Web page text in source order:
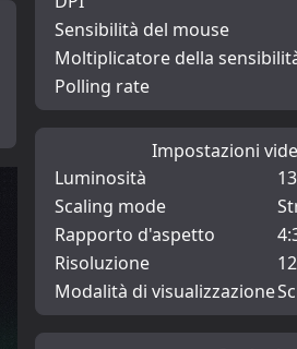
Sensibilità del mouse
Moltiplicatore della
Polling rate
Impostazioni
Luminosità
Scaling mode
Rapporto d'aspetto
Risoluzione
Modalità di visualizzazione